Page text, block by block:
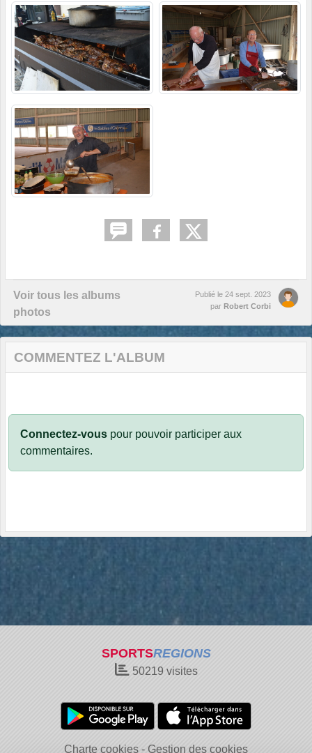
Voir tous les albums
photos
Publié le 24 sept. 2023
par Robert Corbi
COMMENTEZ L'ALBUM
Connectez-vous pour pouvoir participer aux
commentaires.
SPORTSREGIONS
50219 visites
Charte cookies Gestion des cookies